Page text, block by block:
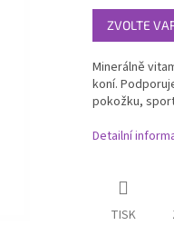
Měrná
cena:
ZVOLTE
Minerálně
koní.
pokožku,
Detailní
TISK